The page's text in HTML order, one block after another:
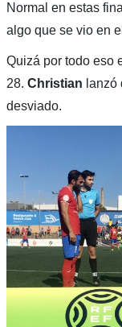
Normal en estas
algo que se vio en
Quizá por todo eso
28. Christian lanzó
desviado.